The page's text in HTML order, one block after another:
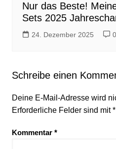
Nur das Beste!
Sets 2025
24. Dezember 2025 0
Schreibe einen
Deine E-Mail-Adresse wird
Erforderliche Felder sind mit*
Kommentar *